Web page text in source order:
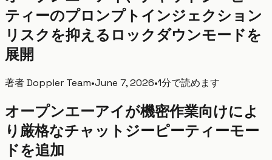
ティーのプロンプトインジェクション
リスクを抑えるロックダウンモードを
展開
著者Doppler Team•June 7, 2026•1分で読めます
オープンエーアイが機密作業向けによ
り厳格なチャットジーピーティーモー
ドを追加